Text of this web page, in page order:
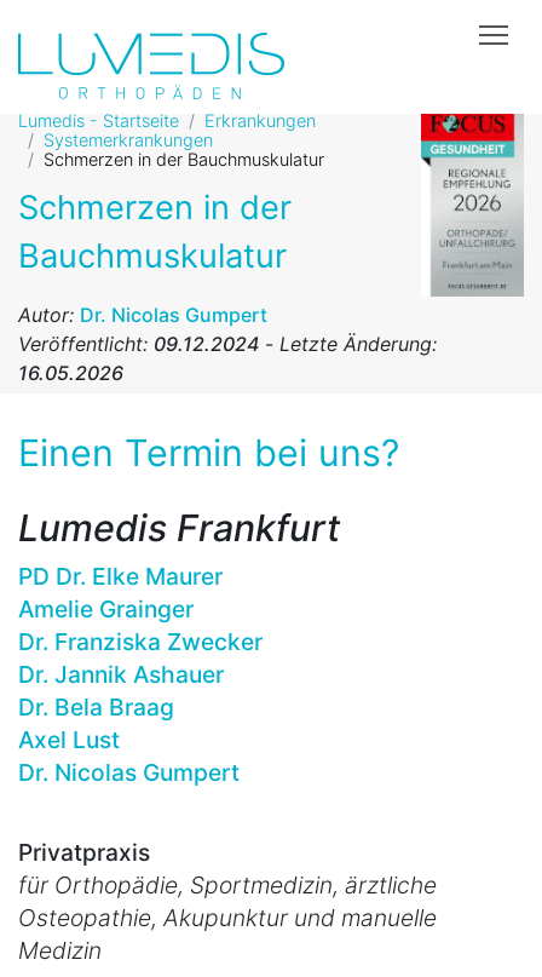
Lumedis - Startseite
Erkrankungen
Systemerkrankungen
Schmerzen in der Bauchmuskulatur
Schmerzen in der
Bauchmuskulatur
Autor: Dr. Nicolas Gumpert
Veröffentlicht: 09.12.2024 - Letzte Änderung:
16.05.2026
Einen Termin bei uns?
Lumedis Frankfurt
PD Dr. Elke Maurer
Amelie Grainger
Dr. Franziska Zwecker
Dr. Jannik Ashauer
Dr. Bela Braag
Axel Lust
Dr. Nicolas Gumpert
Privatpraxis
für Orthopädie, Sportmedizin, ärztliche
Osteopathie, Akupunktur und manuelle
Medizin